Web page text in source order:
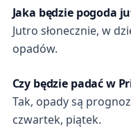
Jaka będzie pogoda
Jutro słonecznie, w
opadów.
Czy będzie padać w
Tak, opady są
czwartek, piątek.